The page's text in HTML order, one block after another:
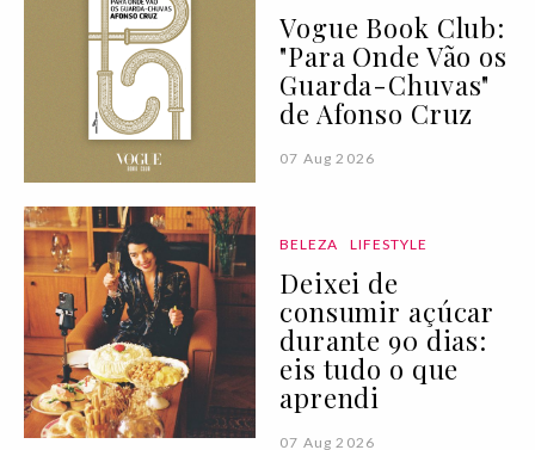
Vogue Book Club:
"Para Onde Vão os
Guarda-Chuvas"
de Afonso Cruz
07 Aug 2026
BELEZA LIFESTYLE
Deixei de
consumir açúcar
durante 90 dias:
eis tudo o que
aprendi
07 Aug 2026